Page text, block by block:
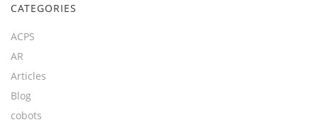
CATEGORIES
ACPS
AR
Articles
Blog
cobots